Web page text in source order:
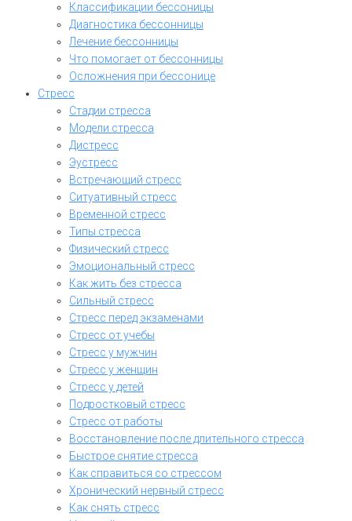
Классификации бессоницы
Диагностика бессонницы
Лечение бессонницы
Что помогает от бессонницы
Осложнения при бессонице
Стресс
Стадии стресса
Модели стресса
Дистресс
Эустресс
Встречающий стресс
Ситуативный стресс
Временной стресс
Типы стресса
Физический стресс
Эмоциональный стресс
Как жить без стресса
Сильный стресс
Стресс перед экзаменами
Стресс от учебы
Стресс у мужчин
Стресс у женщин
Стресс у детей
Подростковый стресс
Стресс от работы
Восстановление после длительного стресса
Быстрое снятие стресса
Как справиться со стрессом
Хронический нервный стресс
Как снять стресс